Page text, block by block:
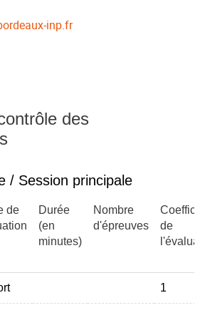
inp.fr
des
/ Session principale
de
Durée
(en
minutes)
Nombre
d'épreuves
de
1